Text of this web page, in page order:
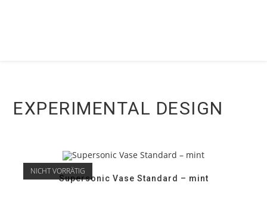
EXPERIMENTAL DESIGN
NICHT VORRÄTIG
Supersonic Vase Standard – mint